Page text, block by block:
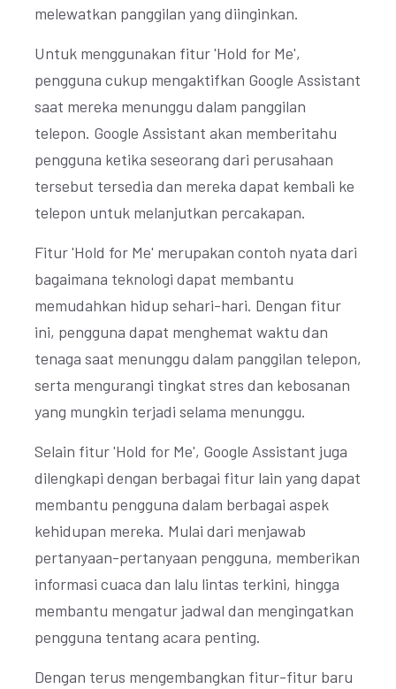
melewatkan panggilan yang diinginkan.
Untuk menggunakan fitur 'Hold for Me',
pengguna cukup mengaktifkan Google Assistant
saat mereka menunggu dalam panggilan
telepon. Google Assistant akan memberitahu
pengguna ketika seseorang dari perusahaan
tersebut tersedia dan mereka dapat kembali ke
telepon untuk melanjutkan percakapan.
Fitur 'Hold for Me' merupakan contoh nyata dari
bagaimana teknologi dapat membantu
memudahkan hidup sehari-hari. Dengan fitur
ini, pengguna dapat menghemat waktu dan
tenaga saat menunggu dalam panggilan telepon,
serta mengurangi tingkat stres dan kebosanan
yang mungkin terjadi selama menunggu.
Selain fitur 'Hold for Me', Google Assistant juga
dilengkapi dengan berbagai fitur lain yang dapat
membantu pengguna dalam berbagai aspek
kehidupan mereka. Mulai dari menjawab
pertanyaan-pertanyaan pengguna, memberikan
informasi cuaca dan lalu lintas terkini, hingga
membantu mengatur jadwal dan mengingatkan
pengguna tentang acara penting.
Dengan terus mengembangkan fitur-fitur baru